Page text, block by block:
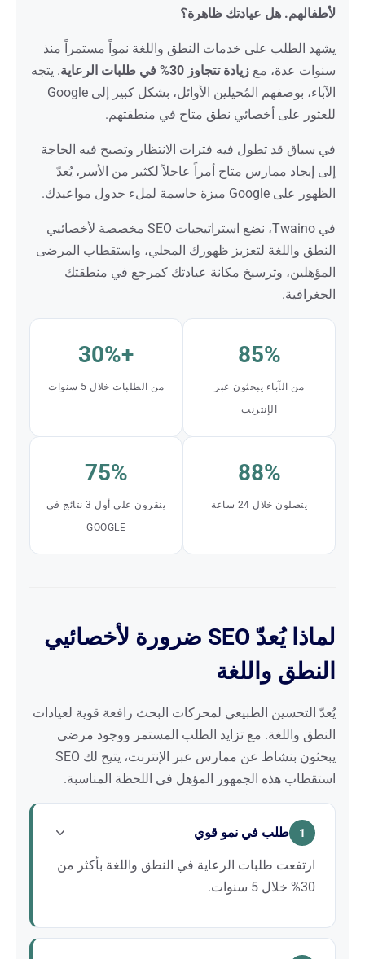
لأطفالهم. هل عيادتك ظاهرة؟
يشهد الطلب على خدمات النطق واللغة نمواً مستمراً منذ
سنوات عدة، معزيادة تتجاوز 30% في طلبات الرعاية
. يتجه
الآباء، بوصفهم المُحيلين الأوائل، بشكل كبير إلى Google
للعثور على أخصائي نطق متاح في منطقتهم.
في سياق قد تطول فيه فترات الانتظار وتصبح فيه الحاجة
إلى إيجاد ممارس متاح أمراً عاجلاً لكثير من الأسر، يُعدّ
الظهور على Google ميزة حاسمة لملء جدول مواعيدك.
في Twaino، نضع استراتيجيات SEO مخصصة لأخصائيي
النطق واللغة لتعزيز ظهورك المحلي، واستقطاب المرضى
المؤهلين، وترسيخ مكانة عيادتك كمرجع في منطقتك
الجغرافية.
85%
من الآباء يبحثون عبر
الإنترنت
من الطلبات خلال 5 سنوات
88%
يتصلون خلال 24 ساعة
75%
ينقرون على أول 3 نتائج في
GOOGLE
لماذا يُعدّ SEO ضرورة لأخصائيي
النطق واللغة
يُعدّ التحسين الطبيعي لمحركات البحث رافعة قوية لعيادات
النطق واللغة. مع تزايد الطلب المستمر ووجود مرضى
يبحثون بنشاط عن ممارس عبر الإنترنت، يتيح لك SEO
استقطاب هذه الجمهور المؤهل في اللحظة المناسبة.
طلب في نمو قوي
ارتفعت طلبات الرعاية في النطق واللغة بأكثر من
يؤدي الوعي المتزايد باضطرابات اللغة والكلام والبلع إلى